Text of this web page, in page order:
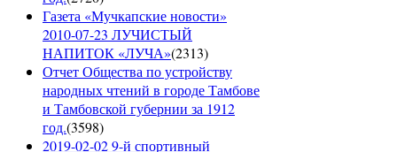
Газета «Мучкапские новости»
2010-07-23 ЛУЧИСТЫЙ
НАПИТОК «ЛУЧА»(2313)
Отчет Общества по устройству
народных чтений в городе Тамбове
и Тамбовской губернии за 1912
год.(3598)
2019-02-02 9-й спортивный